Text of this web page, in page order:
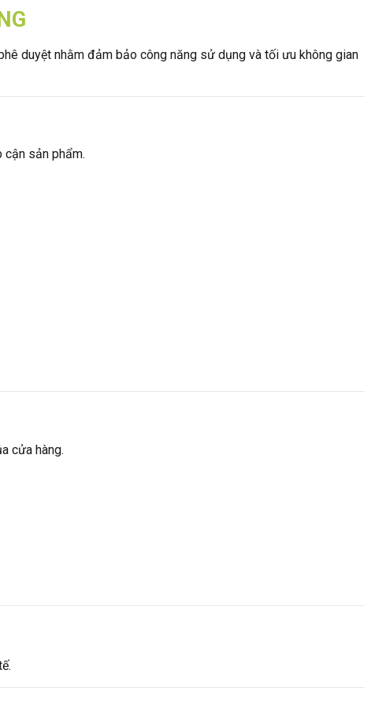
duyệt nhằm đảm bảo công năng sử dụng và tối ưu không gian
cận sản phẩm.
cửa hàng.